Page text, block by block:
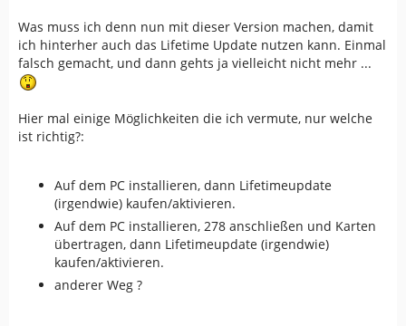
Was muss ich denn nun mit dieser Version machen, damit
ich hinterher auch das Lifetime Update nutzen kann. Einmal
falsch gemacht, und dann gehts ja vielleicht nicht mehr ...
Hier mal einige Möglichkeiten die ich vermute, nur welche
ist richtig?:
Auf dem PC installieren, dann Lifetimeupdate
(irgendwie) kaufen/aktivieren.
Auf dem PC installieren, 278 anschließen und Karten
übertragen, dann Lifetimeupdate (irgendwie)
kaufen/aktivieren.
anderer Weg ?